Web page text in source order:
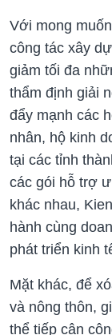
Với mong
công tác xây
giảm tối đa
thẩm định giải
đẩy mạnh các
nhân, hộ kinh
tại các tỉnh
các gói hỗ trợ
khác nhau,
hành cùng
phát triển kinh
Mặt khác, để
và nông thôn,
thể tiếp cận